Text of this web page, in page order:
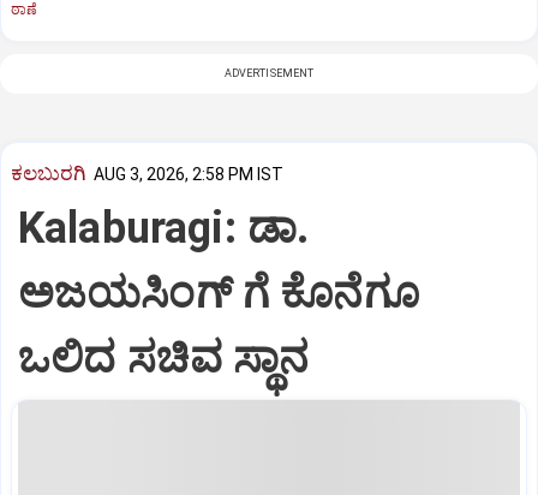
ಠಾಣೆ
ADVERTISEMENT
ಕಲಬುರಗಿ AUG 3, 2026, 2:58 PM IST
Kalaburagi: ಡಾ.
ಅಜಯಸಿಂಗ್ ಗೆ ಕೊನೆಗೂ
ಒಲಿದ ಸಚಿವ ಸ್ಥಾನ